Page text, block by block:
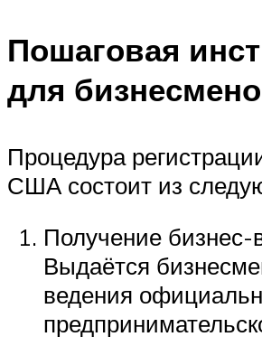
Пошаговая
для
Процедура
США состоит из
Получение
Выдаётся
ведения